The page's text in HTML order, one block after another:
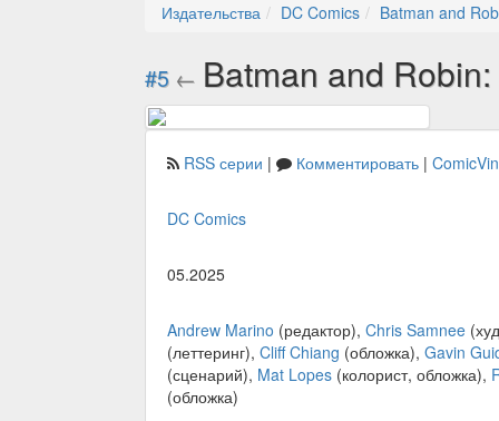
Издательства DC Comics Batman and
#5 ← Batman and
RSS серии | Комментировать |
DC Comics
05.2025
Andrew Marino (редактор), Chris Samnee
(леттеринг), Cliff Chiang (обложка), Gavin
(сценарий), Mat Lopes (колорист, обложка),
(обложка)